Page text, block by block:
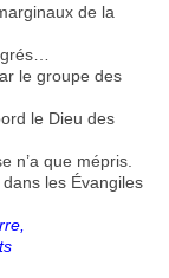
de la
le groupe des
le Dieu des
n’a que mépris.
les Évangiles